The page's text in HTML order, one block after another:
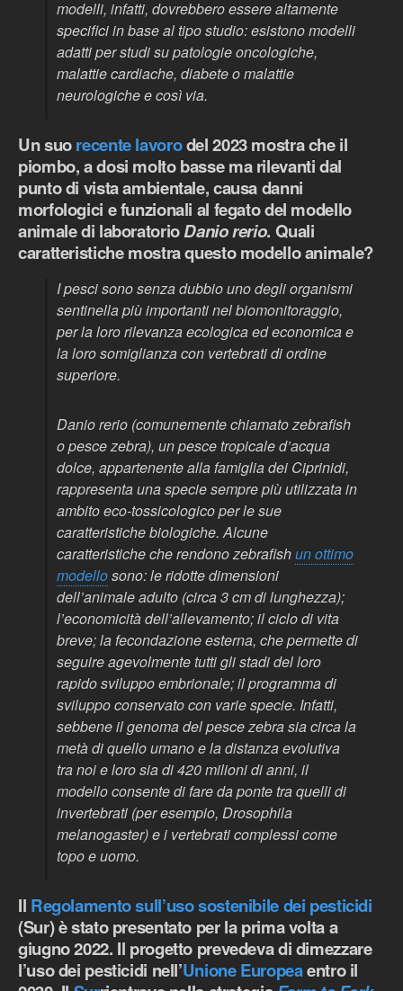
modelli, infatti, dovrebbero essere altamente
specifici in base al tipo studio: esistono modelli
adatti per studi su patologie oncologiche,
malattie cardiache, diabete o malattie
neurologiche e così via.
Un suorecente lavorodel 2023 mostra che il
piombo, a dosi molto basse ma rilevanti dal
punto di vista ambientale, causa danni
morfologici e funzionali al fegato del modello
animale di laboratorioDanio rerio. Quali
caratteristiche mostra questo modello animale?
I pesci sono senza dubbio uno degli organismi
sentinella più importanti nel biomonitoraggio,
per la loro rilevanza ecologica ed economica e
la loro somiglianza con vertebrati di ordine
superiore.
Danio rerio (comunemente chiamatozebrafish
o pesce zebra), un pesce tropicale d’acqua
dolce, appartenente alla famiglia dei Ciprinidi,
rappresenta una specie sempre più utilizzata in
ambito eco-tossicologico per le sue
caratteristiche biologiche. Alcune
caratteristiche che rendonozebrafishun ottimo
modellosono: le ridotte dimensioni
dell’animale adulto (circa 3 cm di lunghezza);
l’economicità dell’allevamento; il ciclo di vita
breve; la fecondazione esterna, che permette di
seguire agevolmente tutti gli stadi del loro
rapido sviluppo embrionale; il programma di
sviluppo conservato con varie specie. Infatti,
sebbene il genoma del pesce zebra sia circa la
metà di quello umano e la distanza evolutiva
tra noi e loro sia di 420 milioni di anni, il
modello consente di fare da ponte tra quelli di
invertebrati (per esempio, Drosophila
melanogaster) e i vertebrati complessi come
topo e uomo.
Il Regolamento sull’uso sostenibile dei pesticidi
(Sur) è stato presentato per la prima volta a
giugno 2022. Il progetto prevedeva di dimezzare
l’uso dei pesticidi nell’Unione Europeaentro il